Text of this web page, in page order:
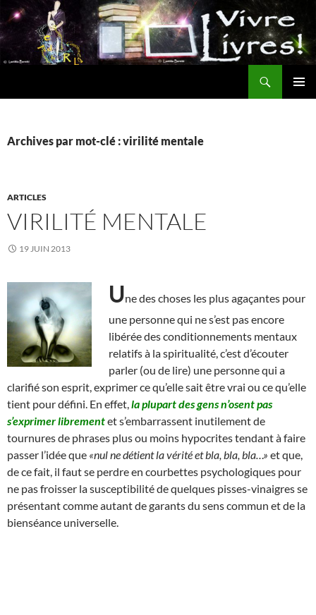
Aller
au
contenu
Archives par mot-clé : virilité mentale
ARTICLES
VIRILITÉ MENTALE
19 JUIN 2013
Une des choses les plus agaçantes pour
une personne qui ne s’est pas encore
libérée des conditionnements mentaux
relatifs à la spiritualité, c’est d’écouter
parler (ou de lire) une personne qui a
clarifié son esprit, exprimer ce qu’elle sait être vrai ou ce qu’elle
tient pour défini. En effet, la plupart des gens n’osent pas
s’exprimer librementet s’embarrassent inutilement de
tournures de phrases plus ou moins hypocrites tendant à faire
passer l’idée que «nul ne détient la vérité et bla, bla, bla…» et que,
de ce fait, il faut se perdre en courbettes psychologiques pour
ne pas froisser la susceptibilité de quelques pisses-vinaigres se
présentant comme autant de garants du sens commun et de la
bienséance universelle.